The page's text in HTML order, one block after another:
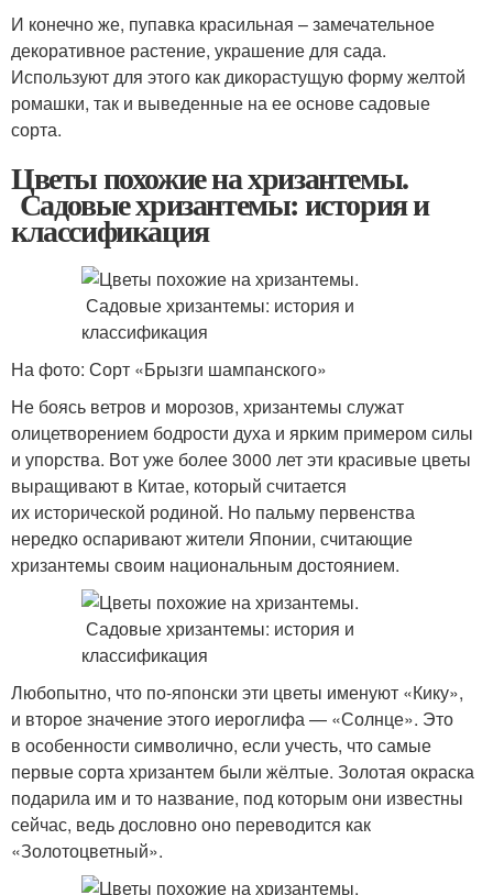
И конечно же, пупавка красильная – замечательное
декоративное растение, украшение для сада.
Используют для этого как дикорастущую форму желтой
ромашки, так и выведенные на ее основе садовые
сорта.
Цветы похожие на хризантемы.
Садовые хризантемы: история и
классификация
На фото: Сорт «Брызги шампанского»
Не боясь ветров и морозов, хризантемы служат
олицетворением бодрости духа и ярким примером силы
и упорства. Вот уже более 3000 лет эти красивые цветы
выращивают в Китае, который считается
их исторической родиной. Но пальму первенства
нередко оспаривают жители Японии, считающие
хризантемы своим национальным достоянием.
Любопытно, что по-японски эти цветы именуют «Кику»,
и второе значение этого иероглифа — «Солнце». Это
в особенности символично, если учесть, что самые
первые сорта хризантем были жёлтые. Золотая окраска
подарила им и то название, под которым они известны
сейчас, ведь дословно оно переводится как
«Золотоцветный».